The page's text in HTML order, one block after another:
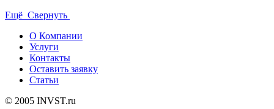
Ещё Свернуть
О Компании
Услуги
Контакты
Оставить заявку
Статьи
© 2005 INVST.ru